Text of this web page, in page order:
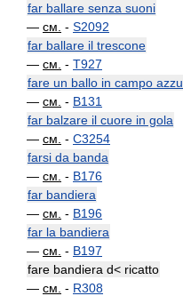
far ballare senza suoni
— см. - S2092
far ballare il trescone
— см. - T927
fare un ballo in campo
— см. - B131
far balzare il cuore in gola
— см. - C3254
farsi da banda
— см. - B176
far bandiera
— см. - B196
far la bandiera
— см. - B197
fare bandiera d< ricatto
— см. - R308